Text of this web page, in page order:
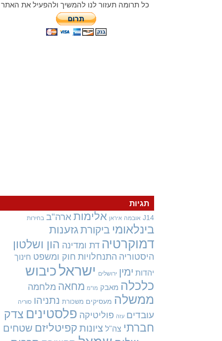
כל תרומה תעזור לנו להמשיך ולהפעיל את האתר
תגיות
J14 אובמה איראן אלימות ארה"ב בחירות
בינלאומיביקורתגזענות
דמוקרטיה דת ומדינההון ושלטון
היסטוריה התנחלויות חוק ומשפט חינוך
יהדות ימין ירושלים ישראלכיבוש
כלכלה מאבק מו"מ מחאהמלחמה
ממשלה מעסיקים משכורת נתניהו סוריה
עובדים עזה פוליטיקה פלסטיניםצדק
חברתי צה"ל ציונותקפיטליזםשטחים